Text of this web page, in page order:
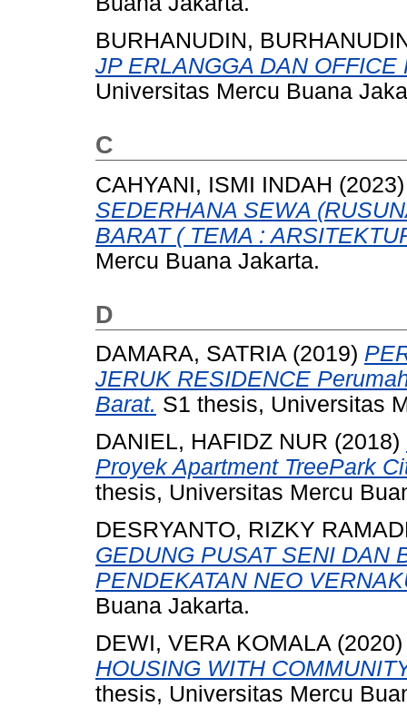
BURHANUDIN,
JP ERLANGGA DAN OFFICE
Universitas Mercu Buana
C
CAHYANI, ISMI INDAH
SEDERHANA SEWA
BARAT ( TEMA :
Mercu Buana Jakarta.
D
DAMARA, SATRIA(2019)
JERUK RESIDENCE
Barat. S1 thesis, Universitas
DANIEL, HAFIDZ NUR (2018)
Proyek Apartment TreePark
thesis, Universitas Mercu
DESRYANTO, RIZKY
GEDUNG PUSAT SENI DAN
PENDEKATAN NEO
Buana Jakarta.
DEWI, VERA KOMALA
HOUSING WITH
thesis, Universitas Mercu